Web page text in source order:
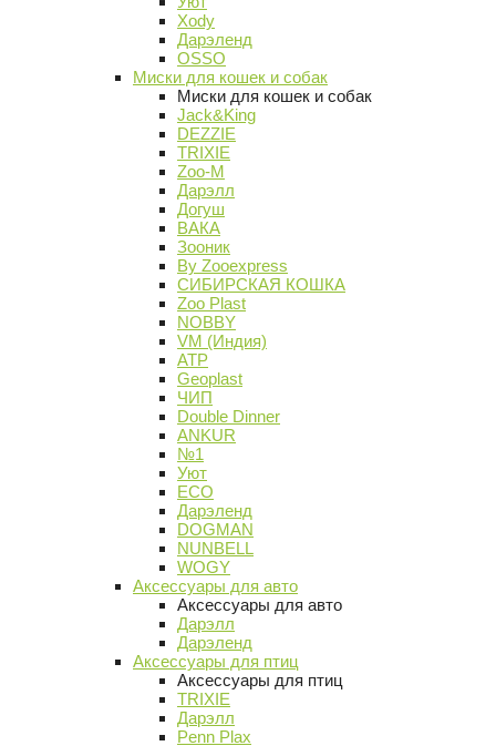
Xody
Дарэленд
OSSO
Миски для кошек и собак
Миски для кошек и собак
Jack&King
DEZZIE
TRIXIE
Zoo-M
Дарэлл
Догуш
ВАКА
Зооник
By Zooexpress
СИБИРСКАЯ КОШКА
Zoo Plast
NOBBY
VM (Индия)
АТР
Geoplast
ЧИП
Double Dinner
ANKUR
№1
Уют
ECO
Дарэленд
DOGMAN
NUNBELL
WOGY
Аксессуары для авто
Аксессуары для авто
Дарэлл
Дарэленд
Аксессуары для птиц
Аксессуары для птиц
TRIXIE
Дарэлл
Penn Plax